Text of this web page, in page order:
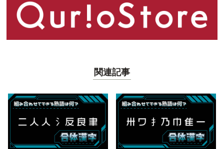
関連記事